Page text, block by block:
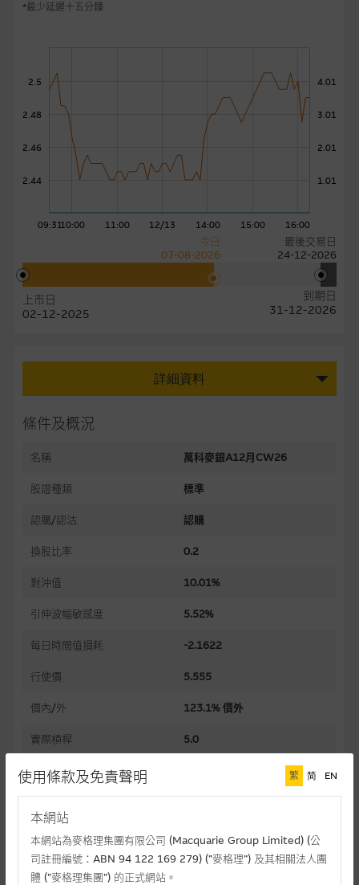
*最少延遲十五分鐘
09:3110:00 11:00 12/13 14:00 15:00 16:00
1.01
2.01
3.01
4.01
2.44
2.46
2.48
2.5
上市日
02-12-2025
今日
07-08-2026
最後交易日
24-12-2026
到期日
31-12-2026
詳細資料
條件及概況
名稱 萬科麥銀A12月CW26
股證種類 標準
認購/認沽 認購
換股比率 0.2
對沖值 10.01%
引伸波幅敏感度 5.52%
每日時間值損耗 -2.1622
行使價 5.555
價內/外 123.1% 價外
實際槓桿 5.0
過去30日正股歷史波幅
溢價 125.10%
引伸波幅 80.37%
使用條款及免責聲明 繁 简 EN
本網站
本網站為麥格理集團有限公司 (Macquarie Group Limited) (公
司註冊編號：ABN 94 122 169 279) (”麥格理”) 及其相關法人團
體 (”麥格理集團”) 的正式網站。